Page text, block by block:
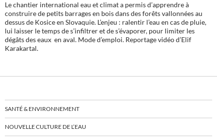
Le chantier international eau et climat a permis d’apprendre à
construire de petits barrages en bois dans des forêts vallonnées au
dessus de Kosice en Slovaquie. L’enjeu : ralentir l’eau en cas de pluie,
lui laisser le temps de s’infiltrer et de s’évaporer, pour limiter les
dégâts des eaux en aval. Mode d’emploi. Reportage vidéo d’Elif
Karakartal.
SANTÉ & ENVIRONNEMENT
NOUVELLE CULTURE DE L’EAU